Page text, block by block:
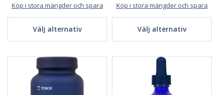
Köp i stora mängder och spara
Välj alternativ
Köp i stora mängder och spara
Välj alternativ